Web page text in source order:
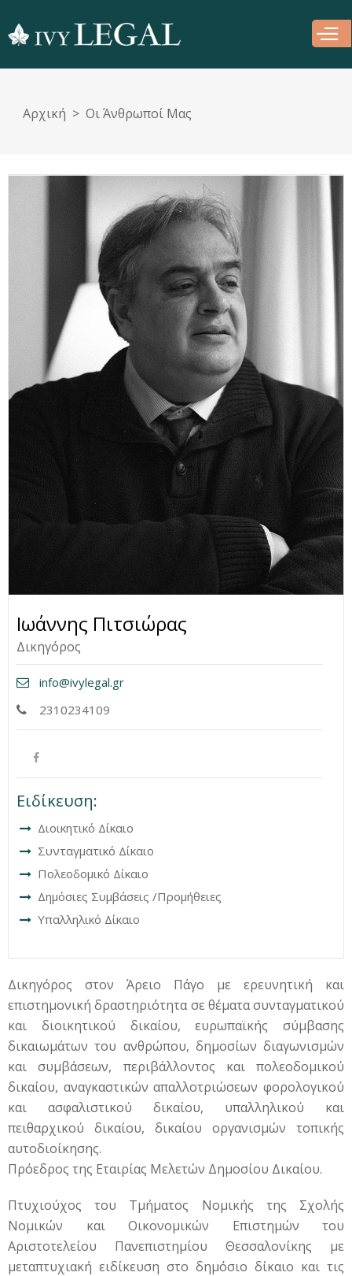
προς το
Αρχική Οι Άνθρωποί Μας
Ιωάννης Πιτσιώρας
Δικηγόρος
info@ivylegal.gr
2310234109
Ειδίκευση:
Διοικητικό Δίκαιο
Συνταγματικό Δίκαιο
Πολεοδομικό Δίκαιο
Δημόσιες Συμβάσεις /Προμήθειες
Υπαλληλικό Δίκαιο
Δικηγόρος στον Άρειο Πάγο με ερευνητική και
επιστημονική δραστηριότητα σε θέματα συνταγματικού
και διοικητικού δικαίου, ευρωπαϊκής σύμβασης
δικαιωμάτων του ανθρώπου, δημοσίων διαγωνισμών
και συμβάσεων, περιβάλλοντος και πολεοδομικού
δικαίου, αναγκαστικών απαλλοτριώσεων φορολογικού
και ασφαλιστικού δικαίου, υπαλληλικού και
πειθαρχικού δικαίου, δικαίου οργανισμών τοπικής
αυτοδιοίκησης.
Πρόεδρος της Εταιρίας Μελετών Δημοσίου Δικαίου.
Πτυχιούχος του Τμήματος Νομικής της Σχολής
Νομικών και Οικονομικών Επιστημών του
Αριστοτελείου Πανεπιστημίου Θεσσαλονίκης με
μεταπτυχιακή ειδίκευση στο δημόσιο δίκαιο και τις